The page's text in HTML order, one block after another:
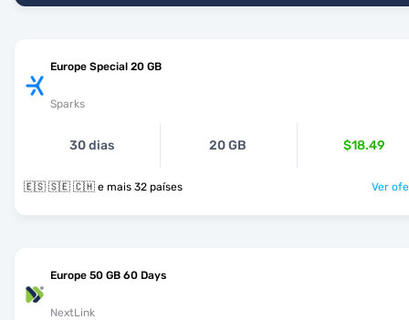
Europe Special 20 GB
Sparks
30 dias 20 GB $18.49
🇪🇸 🇸🇪 🇨🇭 e mais 32 países Ver
Europe 50 GB 60 Days
NextLink